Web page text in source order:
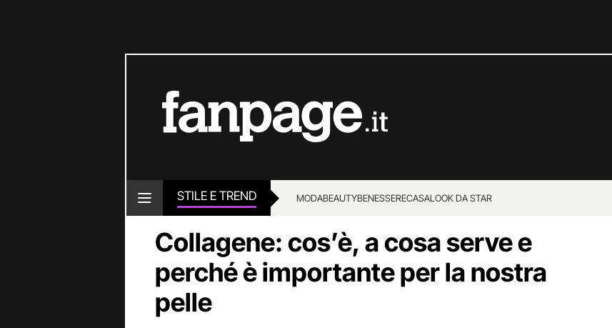
STILE E TREND MODABEAUTYBENESSERECASALOOK DA STAR
Collagene: cos’è, a cosa serve e
perché è importante per la nostra
pelle